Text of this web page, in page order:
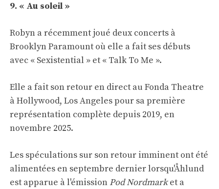
9. « Au soleil »
Robyn a récemment joué deux concerts à
Brooklyn Paramount où elle a fait ses débuts
avec « Sexistential » et « Talk To Me ».
Elle a fait son retour en direct au Fonda Theatre
à Hollywood, Los Angeles pour sa première
représentation complète depuis 2019, en
novembre 2025.
Les spéculations sur son retour imminent ont été
alimentées en septembre dernier lorsqu'Åhlund
est apparue à l'émission Pod Nordmarket a